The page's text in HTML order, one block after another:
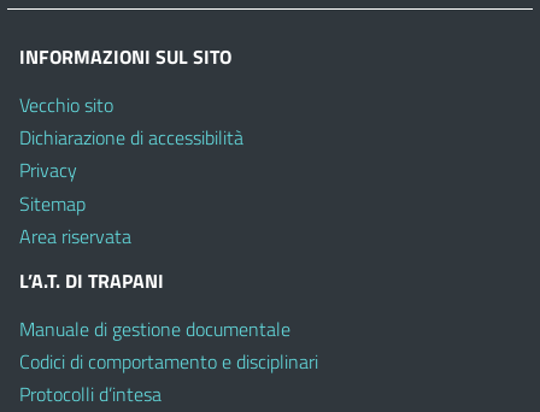
INFORMAZIONI SUL SITO
Vecchio sito
Dichiarazione di accessibilità
Privacy
Sitemap
Area riservata
L’A.T. DI TRAPANI
Manuale di gestione documentale
Codici di comportamento e disciplinari
Protocolli d’intesa